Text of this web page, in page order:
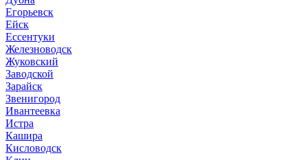
Егорьевск
Ейск
Ессентуки
Железноводск
Жуковский
Заводской
Зарайск
Звенигород
Ивантеевка
Истра
Кашира
Кисловодск